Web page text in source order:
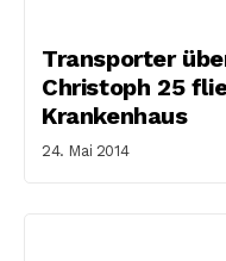
Transporter
Christoph 25
Krankenhaus
24. Mai 2014